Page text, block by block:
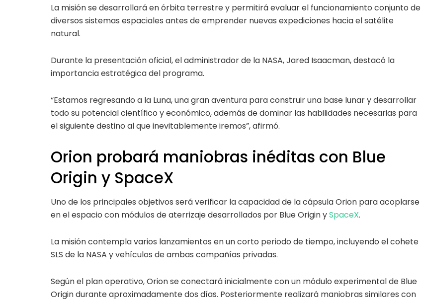
La misión se desarrollará en órbita terrestre y permitirá evaluar el funcionamiento conjunto de
diversos sistemas espaciales antes de emprender nuevas expediciones hacia el satélite
natural.
Durante la presentación oficial, el administrador de la NASA, Jared Isaacman, destacó la
importancia estratégica del programa.
“Estamos regresando a la Luna, una gran aventura para construir una base lunar y desarrollar
todo su potencial científico y económico, además de dominar las habilidades necesarias para
el siguiente destino al que inevitablemente iremos”, afirmó.
Orion probará maniobras inéditas con Blue
Origin y SpaceX
Uno de los principales objetivos será verificar la capacidad de la cápsula Orion para acoplarse
en el espacio con módulos de aterrizaje desarrollados por Blue Origin ySpaceX.
La misión contempla varios lanzamientos en un corto periodo de tiempo, incluyendo el cohete
SLS de la NASA y vehículos de ambas compañías privadas.
Según el plan operativo, Orion se conectará inicialmente con un módulo experimental de Blue
Origin durante aproximadamente dos días. Posteriormente realizará maniobras similares con